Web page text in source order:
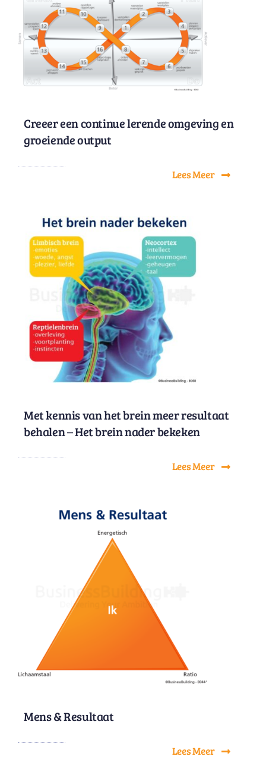
Creeer een continue lerende omgeving en
groeiende output
Lees Meer
Met kennis van het brein meer resultaat
behalen – Het brein nader bekeken
Lees Meer
Mens & Resultaat
Lees Meer